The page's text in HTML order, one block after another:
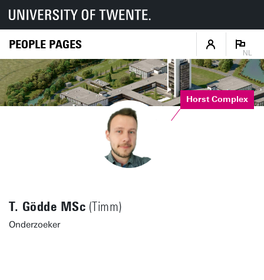
PEOPLE PAGES
NL
Horst Complex
T. Gödde MSc (Timm)
Onderzoeker